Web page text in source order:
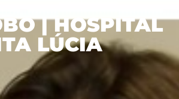
| HOSPITAL
LÚCIA